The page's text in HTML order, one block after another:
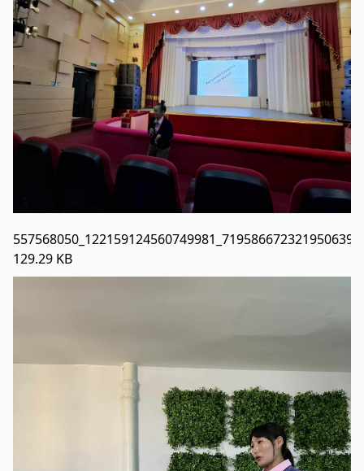
Хөвсгөл Зооноз
2024-08-12 08:33:05
Дэлгэрэнгүй
Хөвсгөл аймгийн Хүнс хөдөө, аж ахуйн
газар
2024-08-06 08:04:47
129.29 KB